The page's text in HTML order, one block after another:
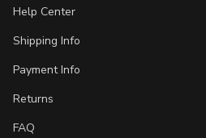
Help Center
Shipping Info
Payment Info
Returns
FAQ